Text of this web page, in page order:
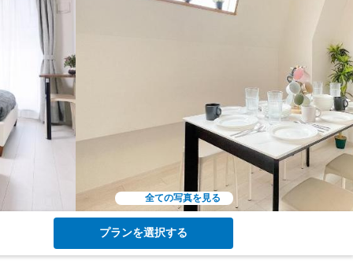
全ての写真を見る
プランを選択する